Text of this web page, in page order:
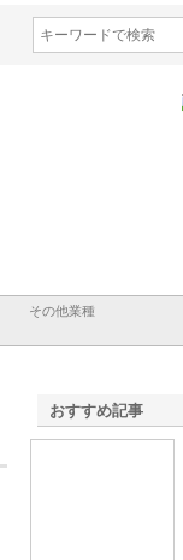
その他業種
おすすめ記事